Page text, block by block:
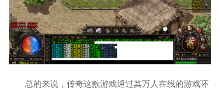
总的来说，传奇这款游戏通过其万人在线的游戏环